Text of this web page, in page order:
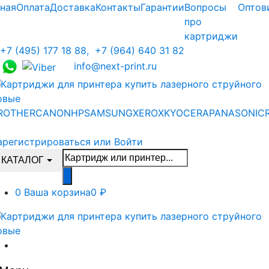
Skip
SkipОплатаДоставкаКонтактыГарантииВопросы
про
картриджи
+7 (495) 177 18 88, +7 (964) 640 31 82
info@next-print.ru
CANONHPSAMSUNGXEROXKYOCERAPANASONIC
или Войти
КАТАЛОГ
Поиск
товаров
0 Ваша корзина0 ₽